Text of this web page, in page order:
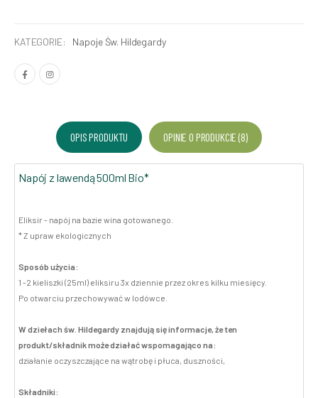
KATEGORIE: Napoje Św. Hildegardy
OPIS PRODUKTU OPINIE O PRODUKCIE (8)
Napój z lawendą 500ml Bio*
Eliksir - napój na bazie wina gotowanego.
* Z upraw ekologicznych
Sposób użycia:
1 -2 kieliszki (25ml) eliksiru 3x dziennie przez okres kilku miesięcy.
Po otwarciu przechowywać w lodówce.
W dziełach św. Hildegardy znajdują się informacje, że ten
produkt/składnik może działać wspomagająco na:
działanie oczyszczające na wątrobę i płuca, duszności,
Składniki: